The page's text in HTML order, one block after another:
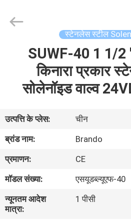
उत्पाद
हमारे
बारे
में
कारखाने
का
स्टेनलेस स्टील
SUWF-40 1 1/2
किनारा प्रकार
सोलेनॉइड वाल्व
उत्पत्ति के प्लेस:
चीन
ब्रांड नाम:
Brando
प्रमाणन:
CE
मॉडल संख्या:
एसयूडब्ल्यूएफ-40
न्यूनतम आदेश
मात्रा:
1 पीसी